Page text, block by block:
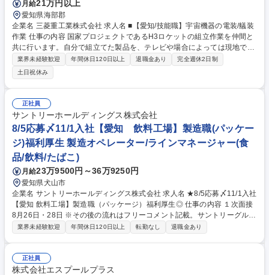
月給21万円以上
愛知県海部郡
企業名 三菱重工業株式会社 求人名 ■【愛知/技能職】宇宙機器の電装/艤装
作業 仕事の内容 国家プロジェクトであるH3ロケットの組立作業を仲間と
共に行います。自分で組立てた製品を、テレビや場合によっては現地で打
上げの瞬間を見ることができるので、達成感や充実感を味わうことができ
る業務です。 下記の電装作業に従事いただきます。他、艤装作業も必要に
応じ従事いただきます。 【機種】・H3ロケット ・HTV-X（こうのとり後
継機） ・他、宇宙機器 【作業内容（具体例）】・電装作業（ワイヤーハ
ーネス組立）・配管や配線の取付 ・機能試験 ・クレーン等を用いた大物
ハンドリング ・ロケット打上前の整備作業 募集職種 ■【愛知/技能職】宇
宙機器の電装/艤装作業
業界未経験歓迎 年間休日120日以上 退職金あり
完全週休2日制
土日祝休み
正社員
サントリーホールディングス株式会社
8/5応募〆11/1入社【愛知 飲料工場】製造職(パッケー
ジ)福利厚生 製造オペレーター/ラインマネージャー(食
品/飲料/たばこ)
月給23万9500円～36万9250円
愛知県犬山市
企業名 サントリーホールディングス株式会社 求人名 ★8/5応募〆11/1入社
【愛知 飲料工場】製造職（パッケージ）福利厚生◎ 仕事の内容 １次面接
8月26日・28日 ※その後の流れはフリーコメント記載。サントリーグルー
プの安心安全な飲料製造を担う大切なポジション。包装（パッケージン
備の運転管理や現場での切替作業など）・改善活動（コスト改善・品質向
上・安全性確保）・作業工程の設計および標準化 【キャリア】将来的に、
業界未経験歓迎 年間休日120日以上 転勤なし 退職金あり
正社員
株式会社エスプールプラス